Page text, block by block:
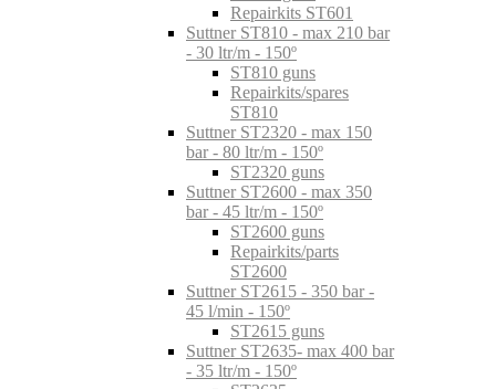
Repairkits ST601
Suttner ST810 - max 210 bar
- 30 ltr/m - 150º
ST810 guns
Repairkits/spares
ST810
Suttner ST2320 - max 150
bar - 80 ltr/m - 150º
ST2320 guns
Suttner ST2600 - max 350
bar - 45 ltr/m - 150º
ST2600 guns
Repairkits/parts
ST2600
Suttner ST2615 - 350 bar -
45 l/min - 150º
ST2615 guns
Suttner ST2635- max 400 bar
- 35 ltr/m - 150º